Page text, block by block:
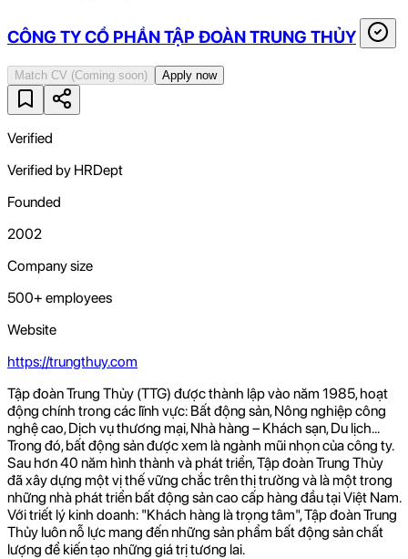
CÔNG TY CỔ PHẦN TẬP ĐOÀN TRUNG THỦY
Match CV (Coming soon) Apply now
Verified
Verified by HRDept
Founded
2002
Company size
500+ employees
Website
https://trungthuy.com
Tập đoàn Trung Thủy (TTG) được thành lập vào năm 1985, hoạt
động chính trong các lĩnh vực: Bất động sản, Nông nghiệp công
nghệ cao, Dịch vụ thương mại, Nhà hàng – Khách sạn, Du lịch...
Trong đó, bất động sản được xem là ngành mũi nhọn của công ty.
Sau hơn 40 năm hình thành và phát triển, Tập đoàn Trung Thủy
đã xây dựng một vị thế vững chắc trên thị trường và là một trong
những nhà phát triển bất động sản cao cấp hàng đầu tại Việt Nam.
Với triết lý kinh doanh: "Khách hàng là trọng tâm", Tập đoàn Trung
Thủy luôn nỗ lực mang đến những sản phẩm bất động sản chất
lượng để kiến tạo những giá trị tương lai.